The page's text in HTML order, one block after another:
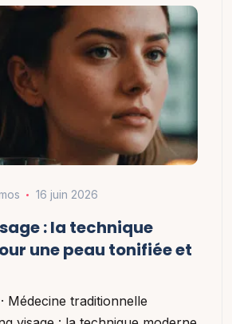
16 juin 2026
: la technique
une peau tonifiée et
Médecine traditionnelle